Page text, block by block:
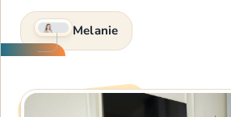
Melanie